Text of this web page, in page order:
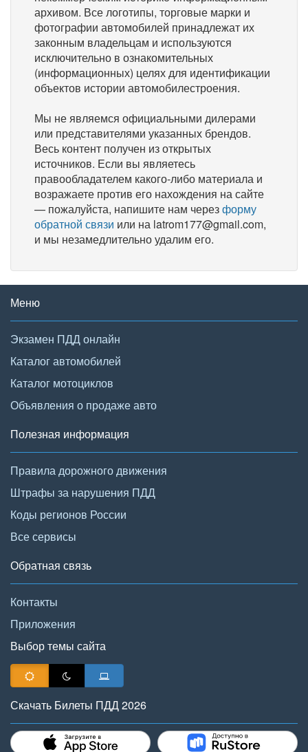
архивом. Все логотипы, торговые марки и
фотографии автомобилей принадлежат их
законным владельцам и используются
исключительно в ознакомительных
(информационных) целях для идентификации
объектов истории автомобилестроения.
Мы не являемся официальными дилерами
или представителями указанных брендов.
Весь контент получен из открытых
источников. Если вы являетесь
правообладателем какого-либо материала и
возражаете против его нахождения на сайте
— пожалуйста, напишите нам черезформу
обратной связи или на latrom177@gmail.com,
и мы незамедлительно удалим его.
Меню
Экзамен ПДД онлайн
Каталог автомобилей
Каталог мотоциклов
Объявления о продаже авто
Полезная информация
Правила дорожного движения
Штрафы за нарушения ПДД
Коды регионов России
Все сервисы
Обратная связь
Контакты
Приложения
Выбор темы сайта
Скачать Билеты ПДД 2026